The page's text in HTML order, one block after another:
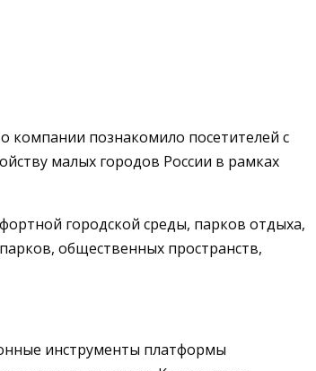
компании познакомило посетителей с
малых городов России в рамках
городской среды, парков отдыха,
общественных пространств,
инструменты платформы